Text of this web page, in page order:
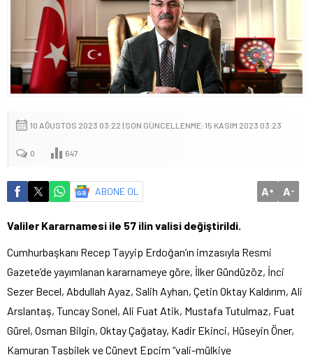
10 AĞUSTOS 2023 03:22 | SON GÜNCELLENME: 15 KASIM 2023 03:23
0 647
ABONE OL A+ A-
Valiler Kararnamesi ile 57 ilin valisi değiştirildi.
Cumhurbaşkanı Recep Tayyip Erdoğan’ın imzasıyla Resmi
Gazete’de yayımlanan kararnameye göre, İlker Gündüzöz, İnci
Sezer Becel, Abdullah Ayaz, Salih Ayhan, Çetin Oktay Kaldırım, Ali
Arslantaş, Tuncay Sonel, Ali Fuat Atik, Mustafa Tutulmaz, Fuat
Gürel, Osman Bilgin, Oktay Çağatay, Kadir Ekinci, Hüseyin Öner,
Kamuran Taşbilek ve Cüneyt Epcim “vali-mülkiye